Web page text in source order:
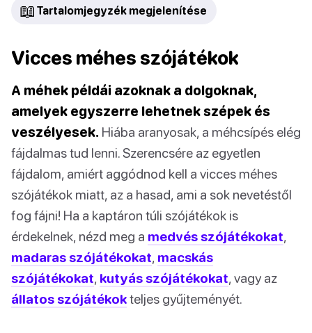
📖 Tartalomjegyzék megjelenítése
Vicces méhes szójátékok
A méhek példái azoknak a dolgoknak,
amelyek egyszerre lehetnek szépek és
veszélyesek. Hiába aranyosak, a méhcsípés elég
fájdalmas tud lenni. Szerencsére az egyetlen
fájdalom, amiért aggódnod kell a vicces méhes
szójátékok miatt, az a hasad, ami a sok nevetéstől
fog fájni! Ha a kaptáron túli szójátékok is
érdekelnek, nézd meg a medvés szójátékokat,
madaras szójátékokat, macskás
szójátékokat, kutyás szójátékokat, vagy az
állatos szójátékokteljes gyűjteményét.